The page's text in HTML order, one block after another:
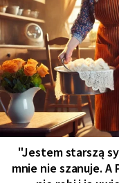
"Jestem starszą
mnie nie szanuje. A